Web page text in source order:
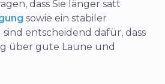
dass Sie länger satt
sowie ein stabiler
entscheidend dafür, dass
über gute Laune und